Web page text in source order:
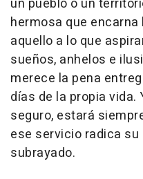
un pueblo o un
hermosa que
aquello a lo que
sueños, anhelos e
merece la pena
días de la propia vida.
seguro, estará
ese servicio radica su
subrayado.